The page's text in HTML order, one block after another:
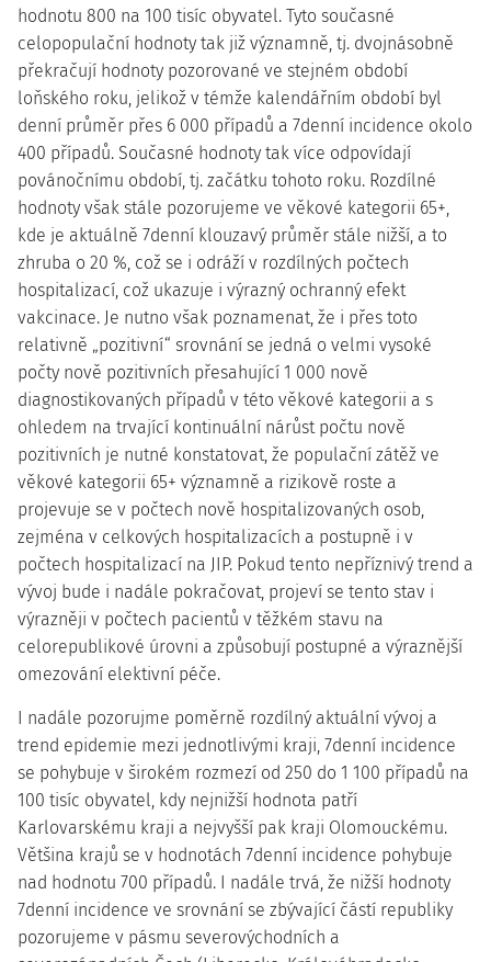
hodnotu 800 na 100 tisíc obyvatel. Tyto současné
celopopulační hodnoty tak již významně, tj. dvojnásobně
překračují hodnoty pozorované ve stejném období
loňského roku, jelikož v témže kalendářním období byl
denní průměr přes 6 000 případů a 7denní incidence okolo
400 případů. Současné hodnoty tak více odpovídají
povánočnímu období, tj. začátku tohoto roku. Rozdílné
hodnoty však stále pozorujeme ve věkové kategorii 65+,
kde je aktuálně 7denní klouzavý průměr stále nižší, a to
zhruba o 20 %, což se i odráží v rozdílných počtech
hospitalizací, což ukazuje i výrazný ochranný efekt
vakcinace. Je nutno však poznamenat, že i přes toto
relativně „pozitivní“ srovnání se jedná o velmi vysoké
počty nově pozitivních přesahující 1 000 nově
diagnostikovaných případů v této věkové kategorii a s
ohledem na trvající kontinuální nárůst počtu nově
pozitivních je nutné konstatovat, že populační zátěž ve
věkové kategorii 65+ významně a rizikově roste a
projevuje se v počtech nově hospitalizovaných osob,
zejména v celkových hospitalizacích a postupně i v
počtech hospitalizací na JIP. Pokud tento nepříznivý trend a
vývoj bude i nadále pokračovat, projeví se tento stav i
výrazněji v počtech pacientů v těžkém stavu na
celorepublikové úrovni a způsobují postupné a výraznější
omezování elektivní péče.
I nadále pozorujme poměrně rozdílný aktuální vývoj a
trend epidemie mezi jednotlivými kraji, 7denní incidence
se pohybuje v širokém rozmezí od 250 do 1 100 případů na
100 tisíc obyvatel, kdy nejnižší hodnota patří
Karlovarskému kraji a nejvyšší pak kraji Olomouckému.
Většina krajů se v hodnotách 7denní incidence pohybuje
nad hodnotu 700 případů. I nadále trvá, že nižší hodnoty
7denní incidence ve srovnání se zbývající částí republiky
pozorujeme v pásmu severovýchodních a